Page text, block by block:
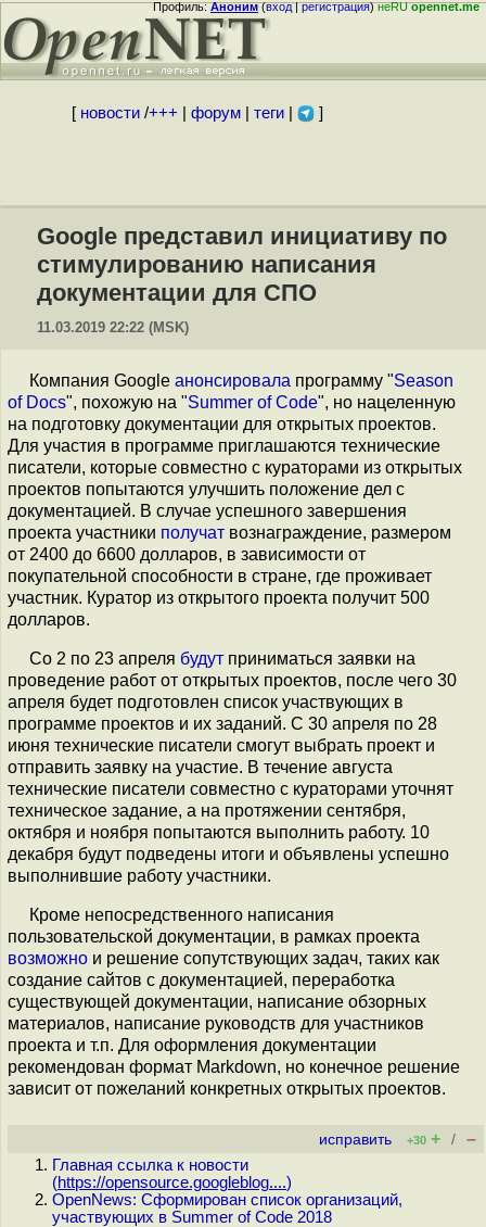
Профиль:Аноним(вход|регистрация)неRUopennet.me
[ новости/+++ форум| теги| ]
Google представил инициативу по
стимулированию написания
документации для СПО
11.03.2019 22:22 (MSK)
Компания Google анонсировала программу "Season
of Docs", похожую на "Summer of Code", но нацеленную
на подготовку документации для открытых проектов.
Для участия в программе приглашаются технические
писатели, которые совместно с кураторами из открытых
проектов попытаются улучшить положение дел с
документацией. В случае успешного завершения
проекта участники получат вознаграждение, размером
от 2400 до 6600 долларов, в зависимости от
покупательной способности в стране, где проживает
участник. Куратор из открытого проекта получит 500
долларов.
Со 2 по 23 апреля будут приниматься заявки на
проведение работ от открытых проектов, после чего 30
апреля будет подготовлен список участвующих в
программе проектов и их заданий. С 30 апреля по 28
июня технические писатели смогут выбрать проект и
отправить заявку на участие. В течение августа
технические писатели совместно с кураторами уточнят
техническое задание, а на протяжении сентября,
октября и ноября попытаются выполнить работу. 10
декабря будут подведены итоги и объявлены успешно
выполнившие работу участники.
Кроме непосредственного написания
пользовательской документации, в рамках проекта
возможно и решение сопутствующих задач, таких как
создание сайтов с документацией, переработка
существующей документации, написание обзорных
материалов, написание руководств для участников
проекта и т.п. Для оформления документации
рекомендован формат Markdown, но конечное решение
зависит от пожеланий конкретных открытых проектов.
исправить +30 + / –
Главная ссылка к новости
(https://opensource.googleblog....)
OpenNews: Сформирован список организаций,
участвующих в Summer of Code 2018